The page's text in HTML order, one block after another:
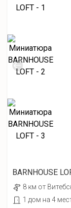
BARNHOUSE
8 км от
1 дом на 4